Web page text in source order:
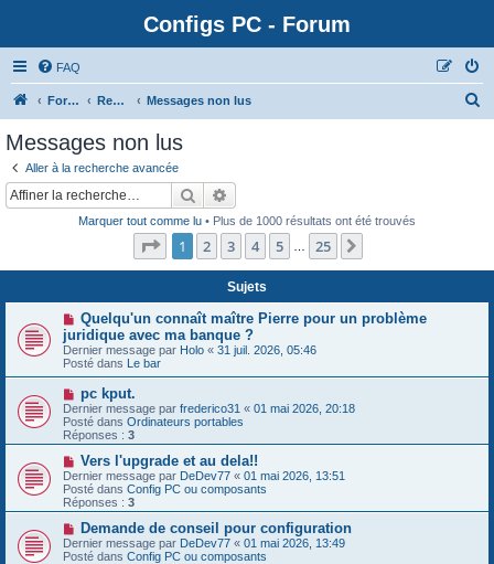
Configs PC - Forum
FAQ
Forum Rechercher Messages non lus
Messages non lus
Aller à la recherche avancée
Rechercher
Marquer tout comme lu • Plus de 1000 résultats ont été trouvés
Page 1sur25
1 2 3 4 5 25
Sujets
N
u
v
e
a
u
m
e
s
s
a
g
e
Quelqu'un connaît maître Pierre pour un problème
juridique avec ma banque ?
Dernier message par Holo « 31 juil. 2026, 05:46
Posté dans Le bar
N
o
u
v
e
a
m
e
s
s
a
g
pc kput.
Dernier message par frederico31 « 01 mai 2026, 20:18
Posté dans Ordinateurs portables
Réponses : 3
N
o
u
v
e
a
u
m
Vers l'upgrade et au dela!!
Dernier message par DeDev77 « 01 mai 2026, 13:51
Posté dans Config PC ou composants
Réponses : 3
N
o
u
Demande de conseil pour configuration
Dernier message par DeDev77 « 01 mai 2026, 13:49
Posté dans Config PC ou composants